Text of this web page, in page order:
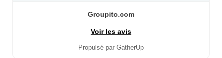
Groupito.com
Voir les avis
Propulsé par GatherUp